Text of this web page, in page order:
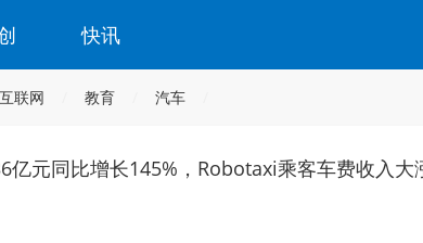
快讯
互联网 教育 汽车
亿元同比增长145%，Robotaxi乘客车费收入大